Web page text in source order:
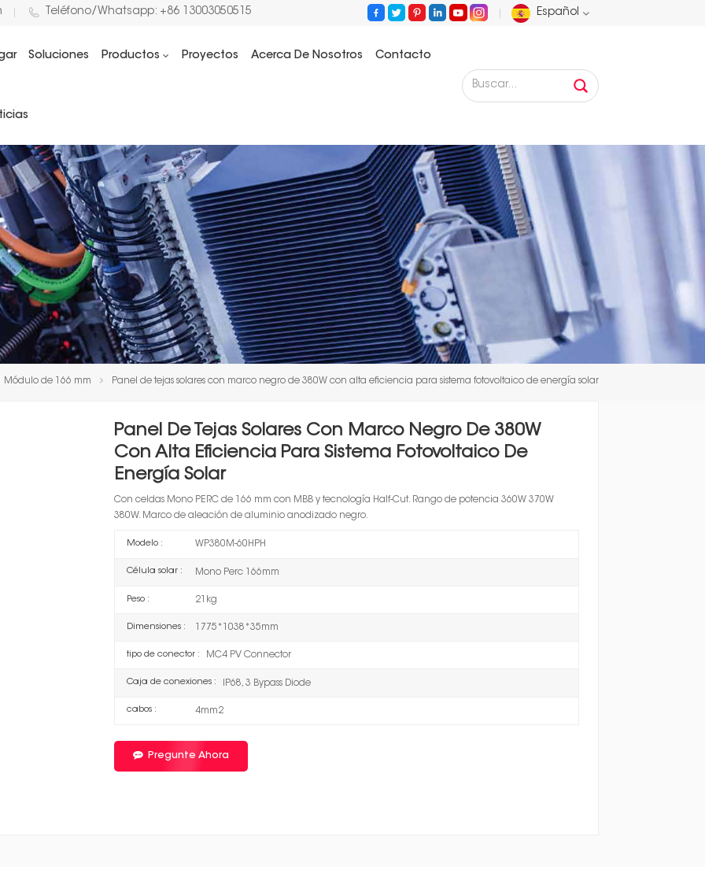
Teléfono/Whatsapp: +86 13003050515 Español
English
Deutsch
Русский
Español
Português
日语
한국인
Soluciones Productos Proyectos Acerca De Nosotros Contacto
Módulo de 166 mm Panel de tejas solares con marco negro de 380W con alta eficiencia para sistema fotovoltaico de energía solar
Panel De Tejas Solares Con Marco Negro De 380W
Con Alta Eficiencia Para Sistema Fotovoltaico De
Energía Solar
Con celdas Mono PERC de 166 mm con MBB y tecnología Half-Cut. Rango de potencia 360W 370W
380W. Marco de aleación de aluminio anodizado negro.
Modelo : WP380M-60HPH
Célula solar : Mono Perc 166mm
Peso : 21kg
Dimensiones : 1775*1038*35mm
tipo de conector : MC4 PV Connector
Caja de conexiones : IP68, 3 Bypass Diode
cabos : 4mm2
Pregunte Ahora